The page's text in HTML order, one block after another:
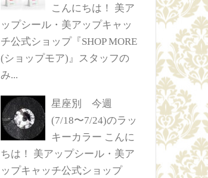
こんにちは！ 美ア
ップシール・美アップキャッ
チ公式ショップ『SHOP MORE
(ショップモア)』スタッフの
み...
星座別 今週
(7/18〜7/24)のラッ
キーカラー こんに
ちは！ 美アップシール・美ア
ップキャッチ公式ショップ